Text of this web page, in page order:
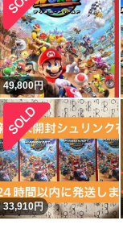
49,800円
33,910円